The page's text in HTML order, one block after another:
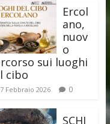
Ercol
ano,
nuov
o
sui luoghi
cibo
Febbraio 2026 0
SCHI